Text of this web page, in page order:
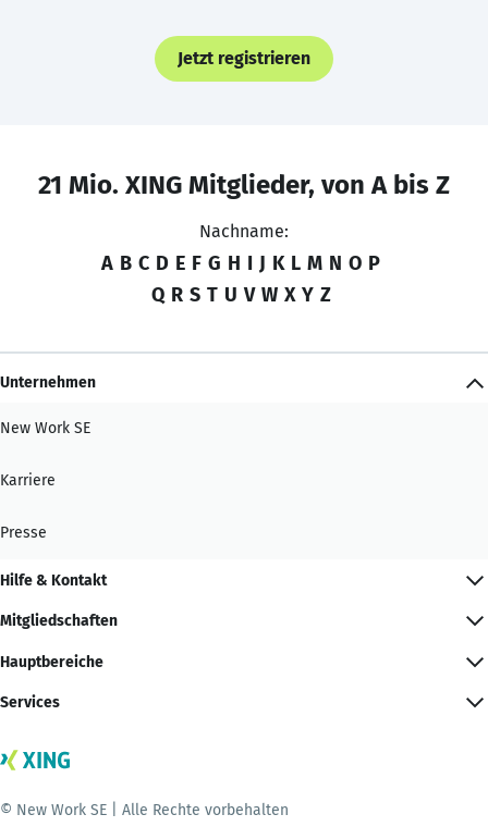
Jetzt registrieren
21 Mio. XING Mitglieder, von A bis Z
Nachname:
A B C D E F G H I J K L M N O P
Q R S T U V W X Y Z
Unternehmen
New Work SE
Karriere
Presse
Hilfe & Kontakt
Mitgliedschaften
Hauptbereiche
Services
© New Work SE | Alle Rechte vorbehalten